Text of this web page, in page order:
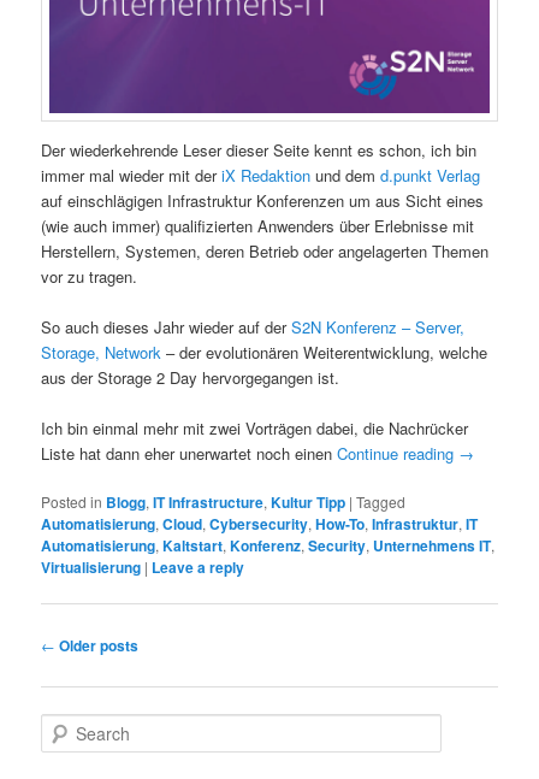
Der wiederkehrende Leser dieser Seite kennt es schon, ich bin
immer mal wieder mit deriX Redaktion und dem d.punkt Verlag
auf einschlägigen Infrastruktur Konferenzen um aus Sicht eines
(wie auch immer) qualifizierten Anwenders über Erlebnisse mit
Herstellern, Systemen, deren Betrieb oder angelagerten Themen
vor zu tragen.
So auch dieses Jahr wieder auf derS2N Konferenz – Server,
Storage, Network – der evolutionären Weiterentwicklung, welche
aus der Storage 2 Day hervorgegangen ist.
Ich bin einmal mehr mit zwei Vorträgen dabei, die Nachrücker
Liste hat dann eher unerwartet noch einenContinue reading →
Posted in Blogg,IT Infrastructure,Kultur Tipp |Tagged
Automatisierung,Cloud,Cybersecurity,How-To,Infrastruktur,IT
Automatisierung,Kaltstart,Konferenz,Security, Unternehmens IT,
Virtualisierung | Leave a reply
Post
← Older posts
e